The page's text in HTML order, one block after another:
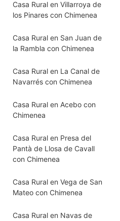
Casa Rural en Villarroya de
los Pinares con Chimenea
Casa Rural en San Juan de
la Rambla con Chimenea
Casa Rural en La Canal de
Navarrés con Chimenea
Casa Rural en Acebo con
Chimenea
Casa Rural en Presa del
Pantà de Llosa de Cavall
con Chimenea
Casa Rural en Vega de San
Mateo con Chimenea
Casa Rural en Navas de